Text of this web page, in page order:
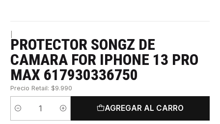
PROTECTOR SONGZ DE
CAMARA FOR IPHONE 13 PRO
MAX 617930336750
Precio Retail: $9.990
Cantidad
AGREGAR AL CARRO